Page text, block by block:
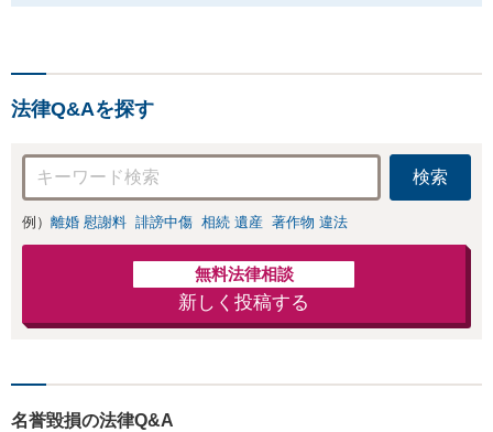
法律Q&Aを探す
検索
例） 離婚 慰謝料 誹謗中傷 相続 遺産 著作物 違法
無料法律相談
新しく投稿する
名誉毀損の法律Q&A